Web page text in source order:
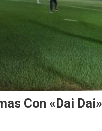
Con «Dai Dai»